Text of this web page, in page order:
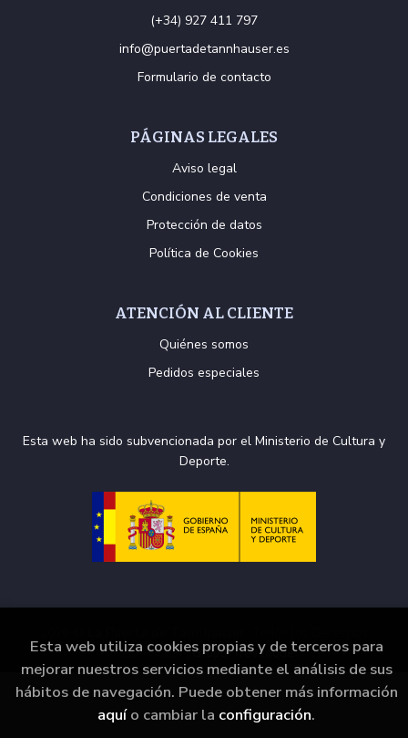
(+34) 927 411 797
info@puertadetannhauser.es
Formulario de contacto
PÁGINAS LEGALES
Aviso legal
Condiciones de venta
Protección de datos
Política de Cookies
ATENCIÓN AL CLIENTE
Quiénes somos
Pedidos especiales
Esta web ha sido subvencionada por el Ministerio de Cultura y
Deporte.
Reservados |Grupo Trevenque
Esta web utiliza cookies propias y de terceros para
mejorar nuestros servicios mediante el análisis de sus
hábitos de navegación. Puede obtener más información
aquío cambiar la configuración.